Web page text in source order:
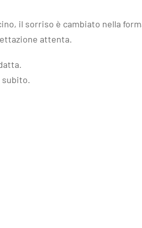
il sorriso è cambiato nella
attenta.
subito.